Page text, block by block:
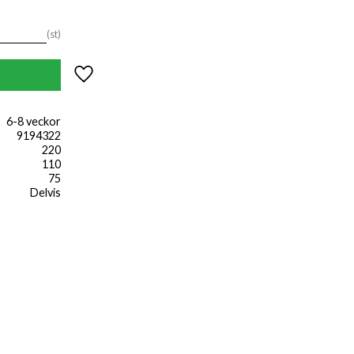
st
Lägg till i favoriter
6-8 veckor
9194322
220
110
75
Delvis